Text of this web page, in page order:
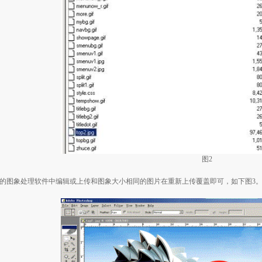
图2
图象处理软件中编辑或上传和图象大小相同的图片在重新上传覆盖即可，如下图3。